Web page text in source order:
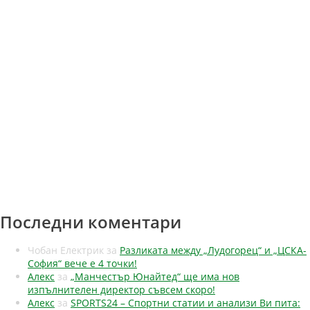
Последни коментари
Чобан Електрик за Разликата между „Лудогорец“ и „ЦСКА-
София“ вече е 4 точки!
Алекс за „Манчестър Юнайтед“ ще има нов
изпълнителен директор съвсем скоро!
Алекс за SPORTS24 – Спортни статии и анализи Ви пита: